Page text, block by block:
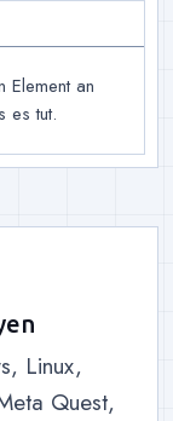
Element an
es tut.
Linux,
Quest,